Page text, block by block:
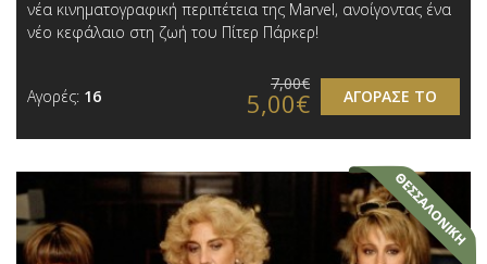
νέα κινηματογραφική περιπέτεια της Marvel, ανοίγοντας ένα
νέο κεφάλαιο στη ζωή του Πίτερ Πάρκερ!
Αγορές: 16 ΑΓΟΡΑΣΕ ΤΟ
7,00€
5,00€